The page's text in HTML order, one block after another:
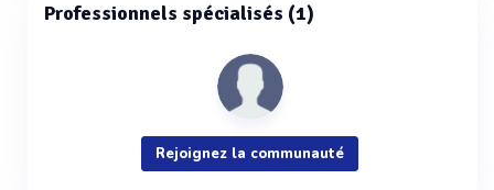
Professionnels spécialisés (1)
Rejoignez la communauté